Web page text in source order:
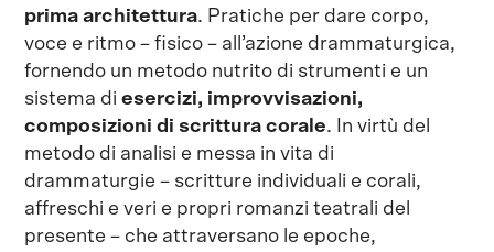
prima architettura. Pratiche per dare corpo,
voce e ritmo – fisico – all’azione drammaturgica,
fornendo un metodo nutrito di strumenti e un
sistema diesercizi, improvvisazioni,
composizioni di scrittura corale. In virtù del
metodo di analisi e messa in vita di
drammaturgie – scritture individuali e corali,
affreschi e veri e propri romanzi teatrali del
presente – che attraversano le epoche,